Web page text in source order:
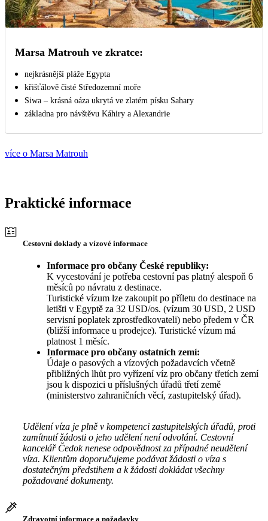
Marsa Matrouh ve zkratce:
nejkrásnější pláže Egypta
křišťálově čisté Středozemní moře
Siwa – krásná oáza ukrytá ve zlatém písku Sahary
základna pro návštěvu Káhiry a Alexandrie
více o Marsa Matrouh
Praktické informace
Cestovní doklady a vízové informace
Informace pro občany České republiky:
K vycestování je potřeba cestovní pas platný alespoň 6
měsíců po návratu z destinace.
Turistické vízum lze zakoupit po příletu do destinace na
letišti v Egyptě za 32 USD/os. (vízum 30 USD, 2 USD
servisní poplatek zprostředkovateli) nebo předem v ČR
(bližší informace u prodejce). Turistické vízum má
platnost 1 měsíc.
Informace pro občany ostatních zemí:
Údaje o pasových a vízových požadavcích včetně
přibližných lhůt pro vyřízení víz pro občany třetích zemí
jsou k dispozici u příslušných úřadů třetí země
(ministerstvo zahraničních věcí, zastupitelský úřad).
Udělení víza je plně v kompetenci zastupitelských úřadů, proti
zamítnutí žádosti o jeho udělení není odvolání. Cestovní
kancelář Čedok nenese odpovědnost za případné neudělení
víza. Klientům doporučujeme podávat žádosti o víza s
dostatečným předstihem a k žádosti dokládat všechny
požadované dokumenty.
Zdravotní informace a požadavky